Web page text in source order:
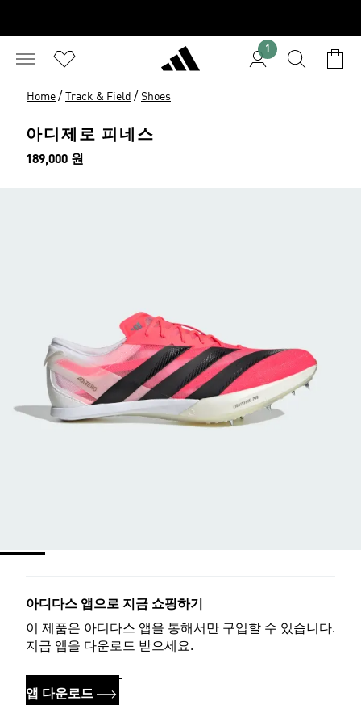
1
Home / Track & Field / Shoes
아디제로 피네스
가격
189,000 원
아디다스 앱으로 지금 쇼핑하기
이 제품은 아디다스 앱을 통해서만 구입할 수 있습니다.
지금 앱을 다운로드 받으세요.
앱 다운로드